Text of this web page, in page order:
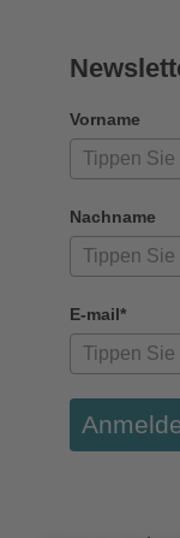
Vorname
Nachname
E-mail*